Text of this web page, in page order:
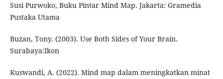
Susi Purwoko, Buku Pintar Mind Map. Jakarta: Gramedia
Pustaka Utama
Buzan, Tony. (2003). Use Both Sides of Your Brain.
Surabaya:Ikon
Kuswandi, A. (2022). Mind map dalam meningkatkan minat